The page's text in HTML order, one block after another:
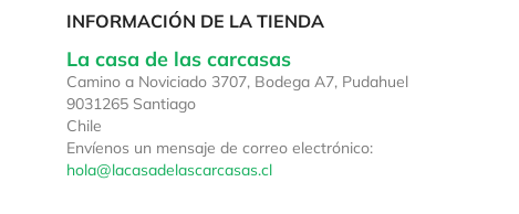
INFORMACIÓN DE LA TIENDA
La casa de las carcasas
Camino a Noviciado 3707, Bodega A7, Pudahuel
9031265 Santiago
Chile
Envíenos un mensaje de correo electrónico:
hola@lacasadelascarcasas.cl